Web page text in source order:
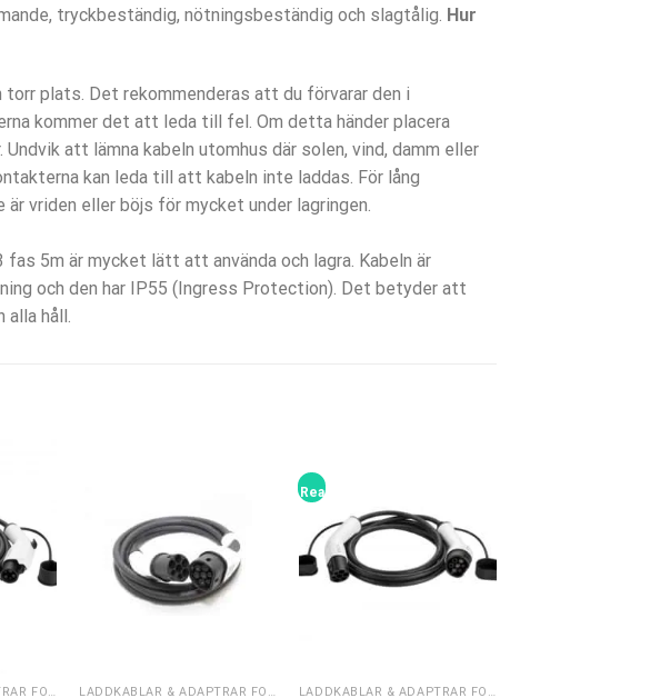
tryckbeständig, nötningsbeständig och slagtålig. Hur
plats. Det rekommenderas att du förvarar den i
kommer det att leda till fel. Om detta händer placera
att lämna kabeln utomhus där solen, vind, damm eller
kan leda till att kabeln inte laddas. För lång
vriden eller böjs för mycket under lagringen.
5m är mycket lätt att använda och lagra. Kabeln är
och den har IP55 (Ingress Protection). Det betyder att
alla håll.
LADDKABLAR & ADAPTRAR FÖR ELBIL LADDKABLAR & ADAPTRAR FÖR ELBIL
Rea!
LADDKABLAR & ADAPTRAR FÖR ELBIL